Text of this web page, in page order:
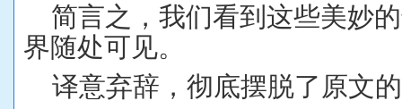
简言之，我们看到这些美妙
界随处可见。
译意弃辞，彻底摆脱了原文